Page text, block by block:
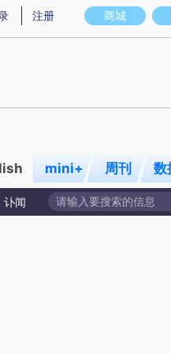
意图存在偏差。不代表财新观点和
商城
注册
mini+ 周刊 数
讣闻